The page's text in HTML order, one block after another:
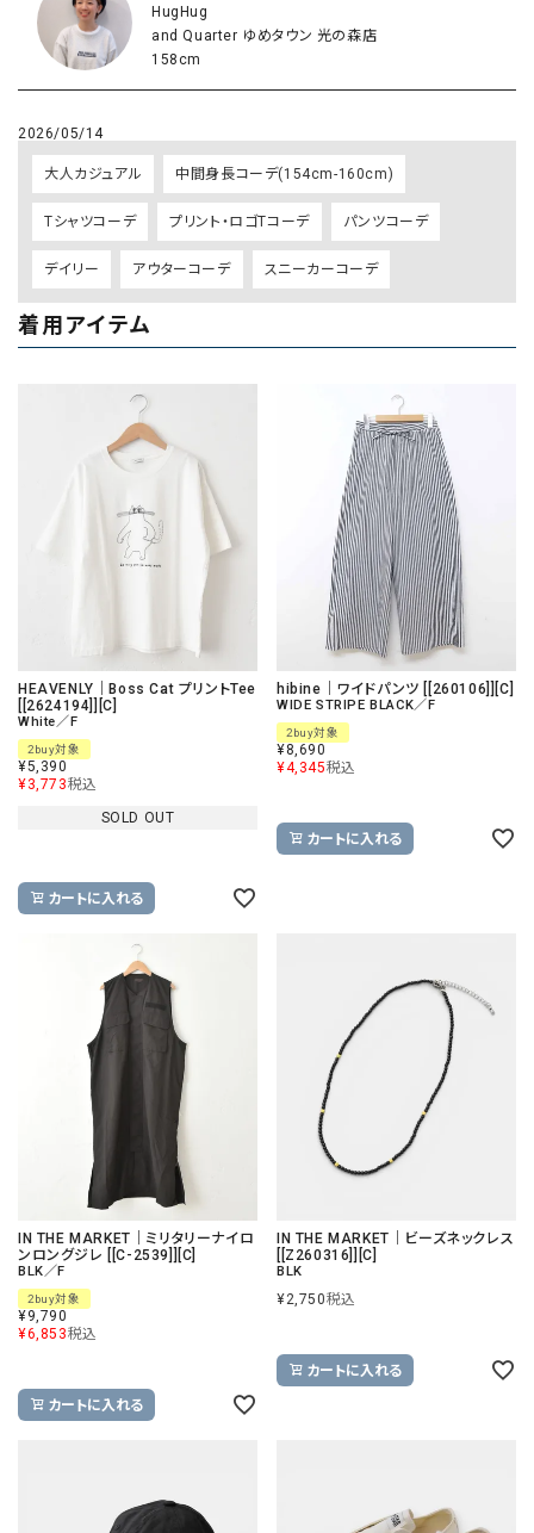
HugHug
and Quarter ゆめタウン 光の森店
158cm
2026/05/14
大人カジュアル 中間身長コーデ(154cm-160cm)
Tシャツコーデ プリント・ロゴTコーデ パンツコーデ
デイリー アウターコーデ スニーカーコーデ
着用アイテム
HEAVENLY｜Boss Cat プリントTee
[[2624194]][C]
White／F
2buy対象
¥5,390
¥3,773税込
SOLD OUT
カートに入れる
hibine｜ワイドパンツ [[260106]][C]
WIDE STRIPE BLACK／F
2buy対象
¥8,690
¥4,345税込
カートに入れる
IN THE MARKET｜ミリタリーナイロ
ンロングジレ [[C-2539]][C]
BLK／F
2buy対象
¥9,790
¥6,853税込
カートに入れる
IN THE MARKET｜ビーズネックレス
[[Z260316]][C]
BLK
¥2,750税込
カートに入れる